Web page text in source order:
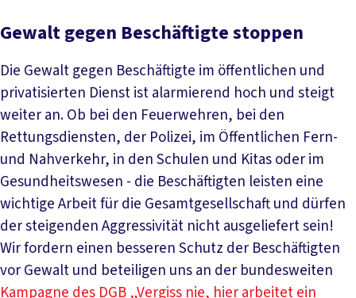
Gewalt gegen Beschäftigte stoppen
Die Gewalt gegen Beschäftigte im öffentlichen und
privatisierten Dienst ist alarmierend hoch und steigt
weiter an. Ob bei den Feuerwehren, bei den
Rettungsdiensten, der Polizei, im Öffentlichen Fern-
und Nahverkehr, in den Schulen und Kitas oder im
Gesundheitswesen - die Beschäftigten leisten eine
wichtige Arbeit für die Gesamtgesellschaft und dürfen
der steigenden Aggressivität nicht ausgeliefert sein!
Wir fordern einen besseren Schutz der Beschäftigten
vor Gewalt und beteiligen uns an der bundesweiten
Kampagne des DGB „Vergiss nie, hier arbeitet ein